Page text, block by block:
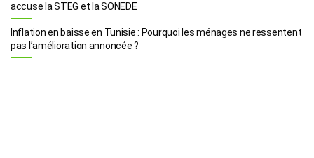
accuse la STEG et la SONEDE
Inflation en baisse en Tunisie : Pourquoi les ménages ne ressentent
pas l’amélioration annoncée ?